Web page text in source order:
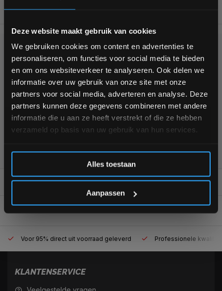
Deze website maakt gebruik van cookies
We gebruiken cookies om content en advertenties te
personaliseren, om functies voor social media te bieden
en om ons websiteverkeer te analyseren. Ook delen we
informatie over uw gebruik van onze site met onze
partners voor social media, adverteren en analyse. Deze
partners kunnen deze gegevens combineren met andere
informatie die u aan ze heeft verstrekt of die ze hebben
verzameld op basis van uw gebruik van hun services.
Alles toestaan
Aanpassen
BESCHRIJVING
KUNNEN WE HELPEN?
+31 (0)24 645 1309
REVIEWS 0/10
Voor 95% direct uit voorraad geleverd Professionele
KLANTENSERVICE
Bam! 5% korting op je volgende
bestelling
Schrijf je in voor onze nieuwsbrief om op de hoogte te
blijven over onze nieuwe producten, deals en meer
interessante info. Ontvang 5% korting op je eerstvolgende
aankoop! 😀
Inschrijven
*Verzendkosten vallen buiten de korting